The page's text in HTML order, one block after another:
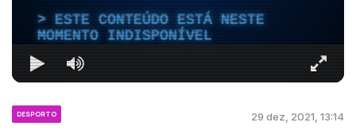
ESTE CONTEÚDO ESTÁ NESTE
MOMENTO INDISPONÍVEL
DESPORTO 29 dez, 2021, 13:14